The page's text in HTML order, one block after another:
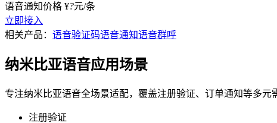
语音通知价格 ¥?元/条
立即接入
相关产品： 语音验证码语音通知语音群呼
纳米比亚语音应用场景
专注纳米比亚语音全场景适配，覆盖注册验证、订单通知等多
注册验证